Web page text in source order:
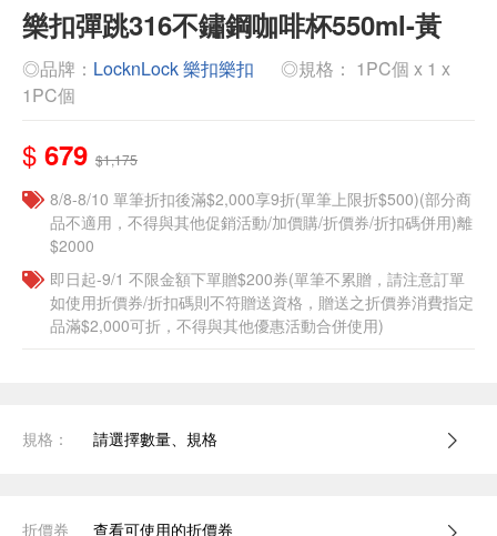
樂扣彈跳316不鏽鋼咖啡杯550ml-黃
◎品牌： LocknLock 樂扣樂扣
◎規格： 1PC個 x 1 x
1PC個
$ 679 $1,175
8/8-8/10 單筆折扣後滿$2,000享9折(單筆上限折$500)(部分商
品不適用，不得與其他促銷活動/加價購/折價券/折扣碼併用)離
$2000
即日起-9/1 不限金額下單贈$200券(單筆不累贈，請注意訂單
如使用折價券/折扣碼則不符贈送資格，贈送之折價券消費指定
品滿$2,000可折，不得與其他優惠活動合併使用)
規格： 請選擇數量、規格
折價券 查看可使用的折價券